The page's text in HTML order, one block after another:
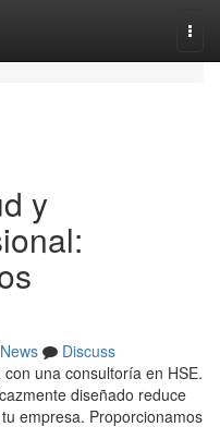
y
News
Discuss
una consultoría en HSE.
diseñado reduce
empresa. Proporcionamos